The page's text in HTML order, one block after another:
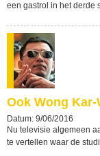
een gastrol in het derde
Ook Wong
Datum: 9/06/2016
Nu televisie algemeen
te vertellen waar de